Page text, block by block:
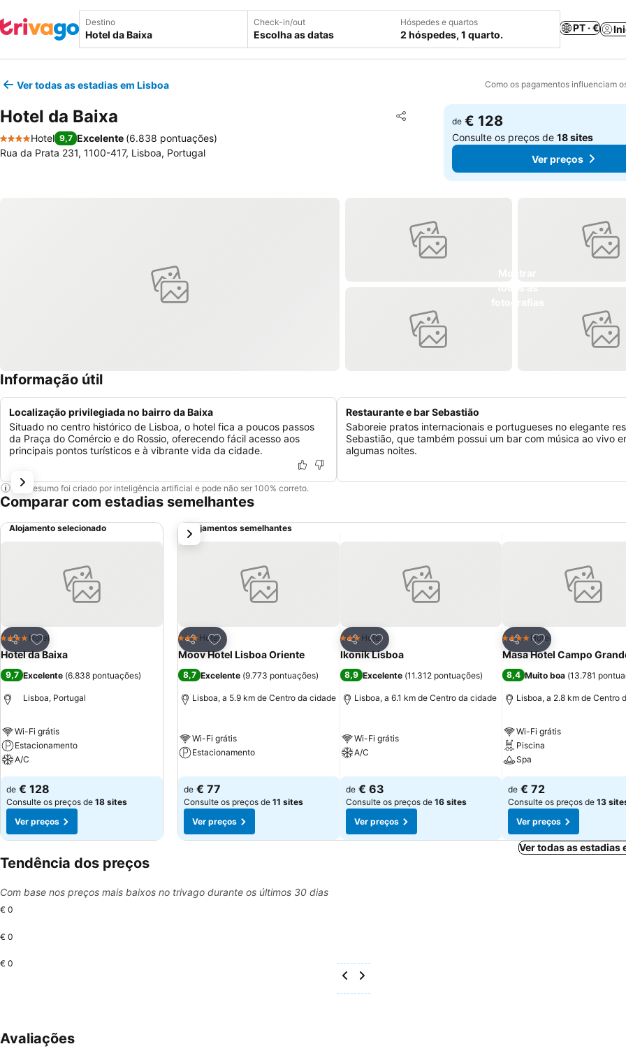
Destino Check-in/out
Escolha as datas
Hóspedes e quartos
2 hóspedes, 1 quarto.
PT · €
Ver todas as estadias em Lisboa Como os pagamentos influenciam
Hotel da Baixa Partilhar
Adicionar aos favoritos
4 Estrelas
Hotel 9,7 Excelente (6.838 pontuações)
Rua da Prata 231, 1100-417, Lisboa, Portugal
de € 128
Consulte os preços de18 sites
Ver preços
Informação útil
Localização privilegiada no bairro da Baixa
Situado no centro histórico de Lisboa, o hotel fica a poucos passos
da Praça do Comércio e do Rossio, oferecendo fácil acesso aos
principais pontos turísticos e à vibrante vida da cidade.
Restaurante e bar Sebastião
Saboreie pratos internacionais e portugueses no elegante
Sebastião, que também possui um bar com música ao vivo
algumas noites.
Este resumo foi criado por inteligência artificial e pode não ser 100% correto.
Comparar com estadias semelhantes
Alojamento selecionado
Partilhar
Adicionar aos favoritos
4 EstrelasHotel
Hotel da Baixa
9,7 Excelente (6.838 pontuações)
Lisboa, Portugal
Wi-Fi grátis
Estacionamento
A/C
de € 128
Consulte os preços de 18 sites
Ver preços
Alojamentos semelhantes
Partilhar
Adicionar aos favoritos
3 Estrelas
Hotel
Moov Hotel Lisboa Oriente
8,7 Excelente (9.773 pontuações)
Lisboa, a 5.9 km de Centro da cidade
Wi-Fi grátis
Estacionamento
de € 77
Consulte os preços de 11 sites
Ver preços
Partilhar
Adicionar aos favoritos
3 Estrelas
Hotel
Ikonik Lisboa
8,9 Excelente (11.312 pontuações)
Lisboa, a 6.1 km de Centro da cidade
Wi-Fi grátis
A/C
de € 63
Consulte os preços de 16 sites
Ver preços
Partilhar
Adicionar aos
4 EstrelasHotel
Masa Hotel Campo
8,4 Muito boa (13.781
Lisboa, a 2.8 km de Centro
Wi-Fi grátis
Piscina
Spa
de € 72
Consulte os preços de 13
Ver preços
próximo
Ver todas as estadias
Tendência dos preços
Com base nos preços mais baixos no trivago durante os últimos 30 dias
€ 0
€ 0
€ 0
Avaliações